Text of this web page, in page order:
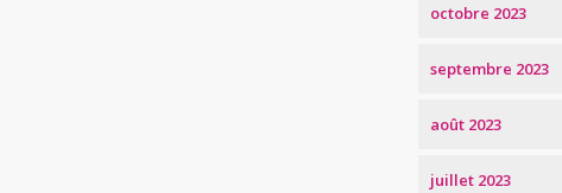
octobre 2023
septembre 2023
août 2023
juillet 2023